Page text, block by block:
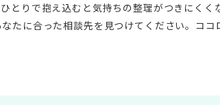
とりで抱え込むと気持ちの整理がつきにく
たに合った相談先を見つけてください。コ